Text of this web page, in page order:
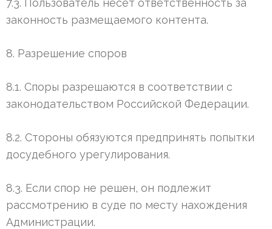
7.3. Пользователь несет ответственность за
законность размещаемого контента.
8. Разрешение споров
8.1. Споры разрешаются в соответствии с
законодательством Российской Федерации.
8.2. Стороны обязуются предпринять попытки
досудебного урегулирования.
8.3. Если спор не решен, он подлежит
рассмотрению в суде по месту нахождения
Администрации.